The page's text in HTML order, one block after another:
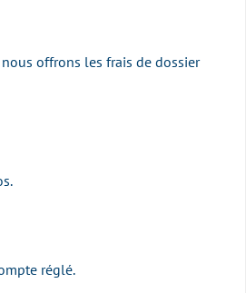
offrons les frais de dossier
réglé.